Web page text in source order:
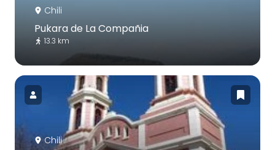
Chili
Pukara de La Compañia
13.3 km
Chili